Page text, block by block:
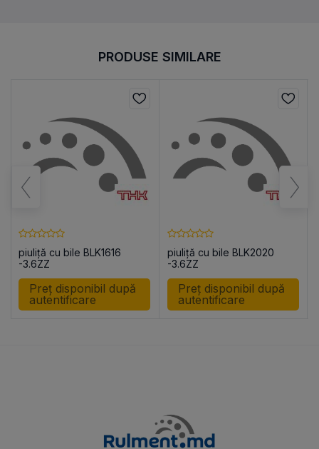
PRODUSE SIMILARE
piuliță cu bile BLK1616
-3.6ZZ
Preț disponibil după
autentificare
piuliță cu bile BLK2020
-3.6ZZ
Preț disponibil după
autentificare